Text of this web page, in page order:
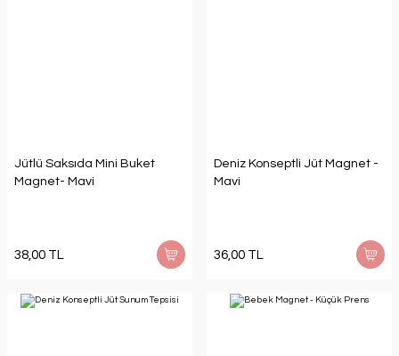
Jütlü Saksıda Mini Buket
Magnet- Mavi
38,00 TL
Deniz Konseptli Jüt Magnet -
Mavi
36,00 TL